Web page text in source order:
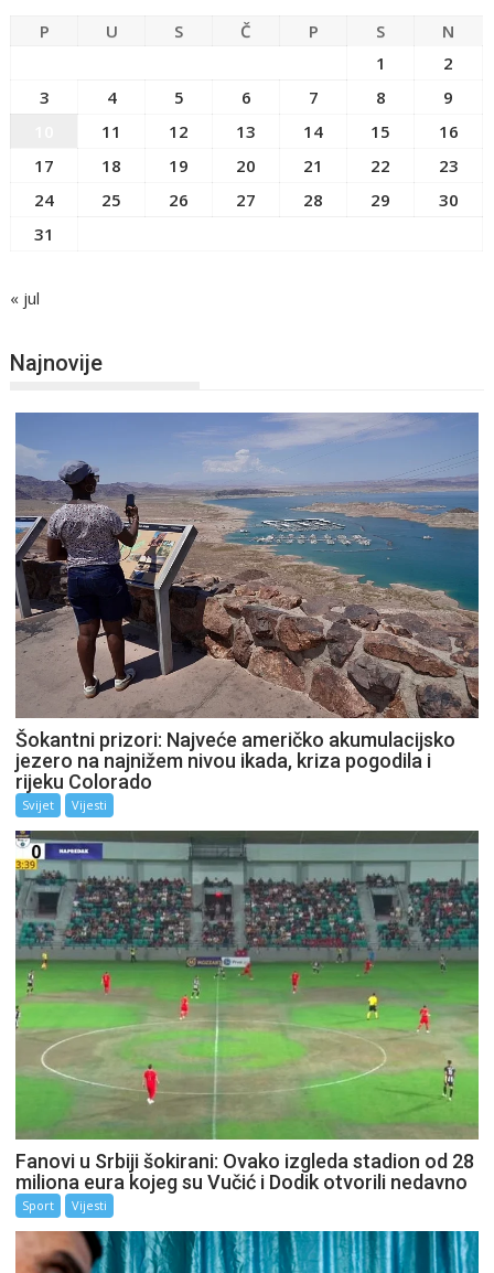
P U S Č P S
N
1
2
3
4 5 6 7 8
9
11 12 13 14 15
16
17
18 19 20 21 22
23
24
25 26 27 28 29
30
31
« jul
Najnovije
Šokantni prizori: Najveće američko akumulacijsko
jezero na najnižem nivou ikada, kriza pogodila i
rijeku Colorado
Svijet Vijesti
Fanovi u Srbiji šokirani: Ovako izgleda stadion od 28
miliona eura kojeg su Vučić i Dodik otvorili nedavno
Sport Vijesti